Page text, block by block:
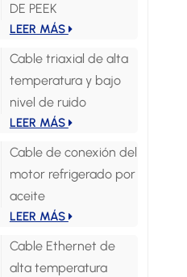
DE PEEK
LEER MÁS
Cable triaxial de alta
temperatura y bajo
nivel de ruido
LEER MÁS
Cable de conexión del
motor refrigerado por
aceite
LEER MÁS
Cable Ethernet de
alta temperatura